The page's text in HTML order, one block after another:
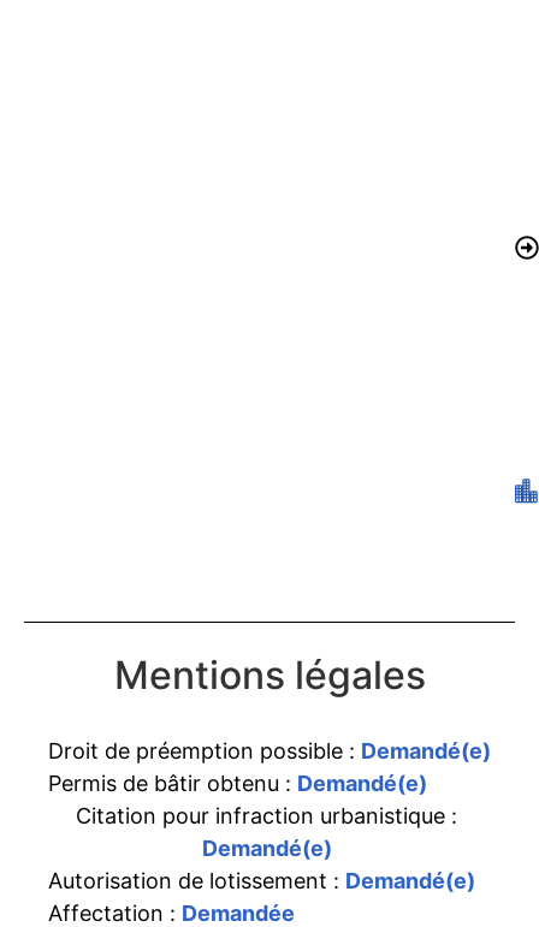
Mentions légales
Droit de préemption possible : Demandé(e)
Permis de bâtir obtenu : Demandé(e)
Citation pour infraction urbanistique :
Demandé(e)
Autorisation de lotissement : Demandé(e)
Affectation : Demandée